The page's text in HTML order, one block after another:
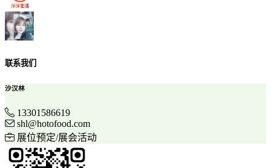
联系我们
沙汉林
13301586619
shl@hotofood.com
展位预定/展会活动